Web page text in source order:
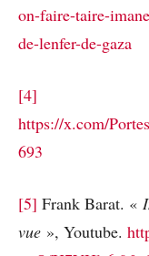
on-faire-taire-
de-lenfer-de-gaza
[4]
https://x.com/
693
[5] Frank Barat. «
vue », Youtube.